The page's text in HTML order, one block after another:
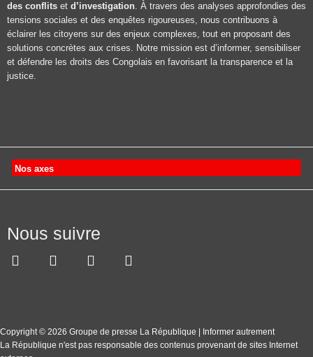
des conflits et d’investigation. À travers des analyses approfondies des
tensions sociales et des enquêtes rigoureuses, nous contribuons à
éclairer les citoyens sur des enjeux complexes, tout en proposant des
solutions concrètes aux crises. Notre mission est d’informer, sensibiliser
et défendre les droits des Congolais en favorisant la transparence et la
justice.
Nos axes
Nous suivre
Copyright © 2026 Groupe de presse La République | Informer autrement
La République n'est pas responsable des contenus provenant de sites Internet